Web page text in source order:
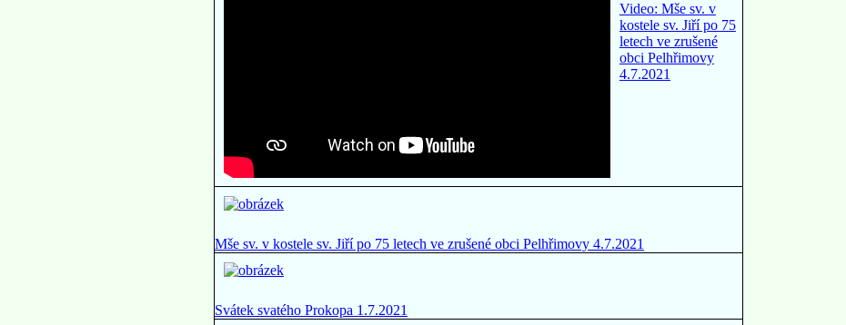
Video: Mše sv. v
kostele sv. Jiří po 75
letech ve zrušené
obci Pelhřimovy
4.7.2021
Mše sv. v kostele sv. Jiří po 75 letech ve zrušené obci Pelhřimovy 4.7.2021
Svátek svatého Prokopa 1.7.2021